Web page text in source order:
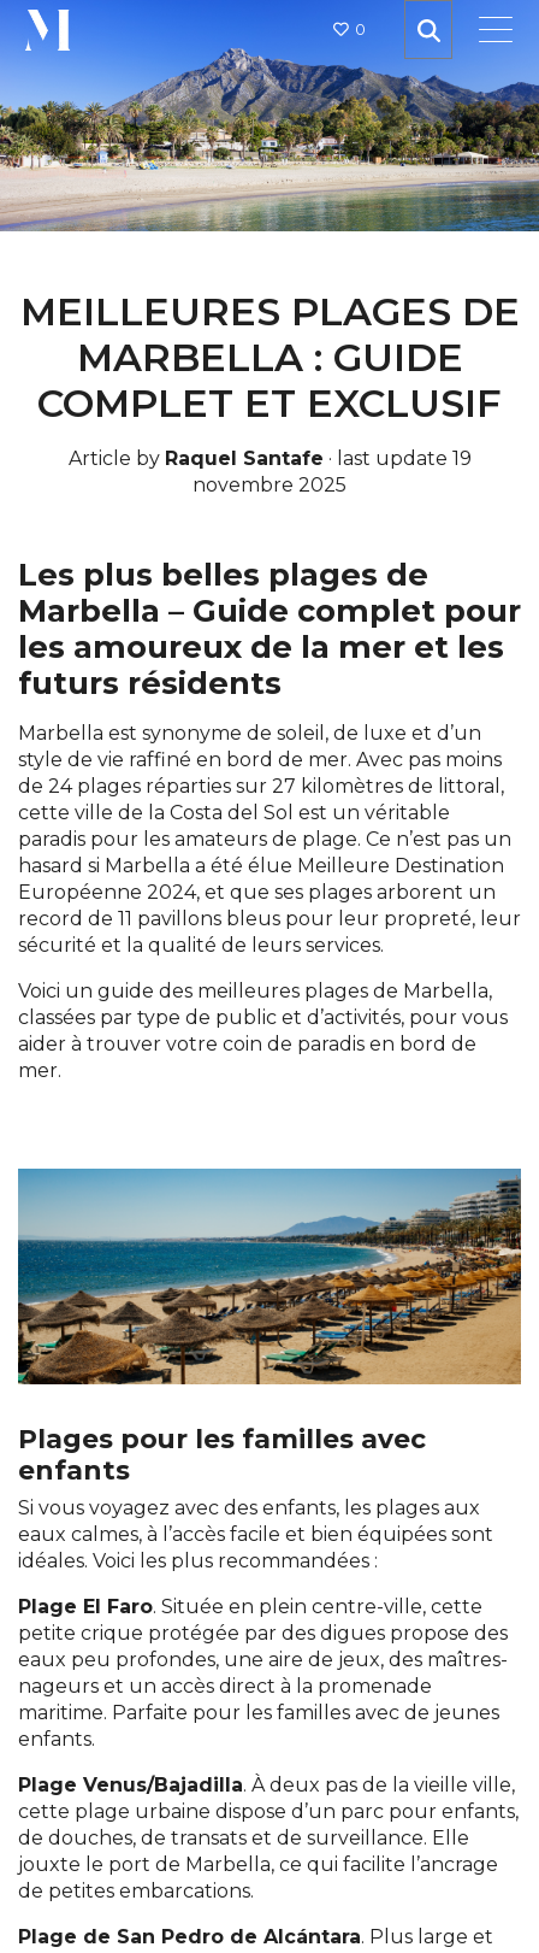
0
MEILLEURES PLAGES DE
MARBELLA : GUIDE
COMPLET ET EXCLUSIF
Article by Raquel Santafe · last update 19
novembre 2025
Les plus belles plages de
Marbella – Guide complet pour
les amoureux de la mer et les
futurs résidents
Marbella est synonyme de soleil, de luxe et d’un
style de vie raffiné en bord de mer. Avec pas moins
de 24 plages réparties sur 27 kilomètres de littoral,
cette ville de la Costa del Sol est un véritable
paradis pour les amateurs de plage. Ce n’est pas un
hasard si Marbella a été élue Meilleure Destination
Européenne 2024, et que ses plages arborent un
record de 11 pavillons bleus pour leur propreté, leur
sécurité et la qualité de leurs services.
Voici un guide des meilleures plages de Marbella,
classées par type de public et d’activités, pour vous
aider à trouver votre coin de paradis en bord de
mer.
Plages pour les familles avec
enfants
Si vous voyagez avec des enfants, les plages aux
eaux calmes, à l’accès facile et bien équipées sont
idéales. Voici les plus recommandées :
Plage El Faro. Située en plein centre-ville, cette
petite crique protégée par des digues propose des
eaux peu profondes, une aire de jeux, des maîtres-
nageurs et un accès direct à la promenade
maritime. Parfaite pour les familles avec de jeunes
enfants.
Plage Venus/Bajadilla. À deux pas de la vieille ville,
cette plage urbaine dispose d’un parc pour enfants,
de douches, de transats et de surveillance. Elle
jouxte le port de Marbella, ce qui facilite l’ancrage
de petites embarcations.
Plage de San Pedro de Alcántara. Plus large et